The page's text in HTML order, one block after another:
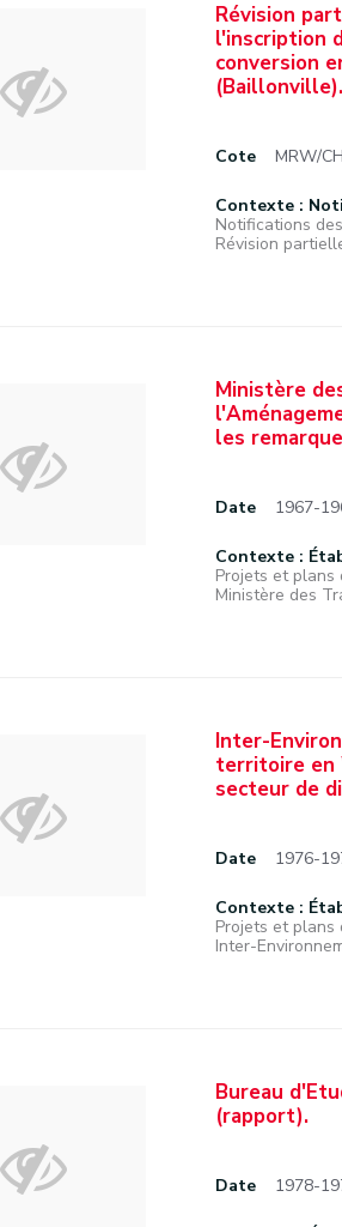
Révision
l'inscription
conversion
(Baillonville).
Cote MRW/
Contexte :
Notifications
Révision
Ministère
les
Date 1967-
Contexte :
Projets et
Ministère des
Inter-
territoire en
secteur de
Date 1976-
Contexte :
Projets et
Inter-
Bureau
(rapport).
Date 1978-